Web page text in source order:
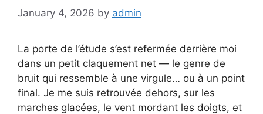
January 4, 2026 by admin
La porte de l’étude s’est refermée derrière moi
dans un petit claquement net — le genre de
bruit qui ressemble à une virgule… ou à un point
final. Je me suis retrouvée dehors, sur les
marches glacées, le vent mordant les doigts, et